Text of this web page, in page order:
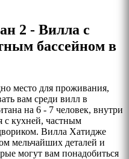
2 - Вилла с
бассейном в
место для проживания,
вам среди вилл в
на 6 - 7 человек, внутри
с кухней, частным
Вилла Хатидже
мельчайших деталей и
могут вам понадобиться